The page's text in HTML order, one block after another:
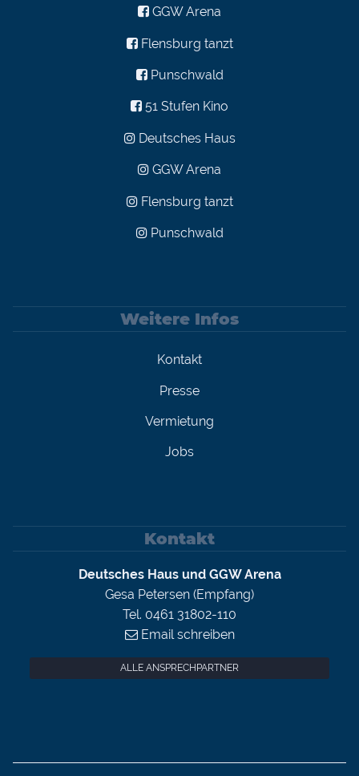
GGW Arena
Flensburg tanzt
Punschwald
51 Stufen Kino
Deutsches Haus
GGW Arena
Flensburg tanzt
Punschwald
Weitere Infos
Kontakt
Presse
Vermietung
Jobs
Kontakt
Deutsches Haus und GGW Arena
Gesa Petersen (Empfang)
Tel. 0461 31802-110
Email schreiben
ALLE ANSPRECHPARTNER